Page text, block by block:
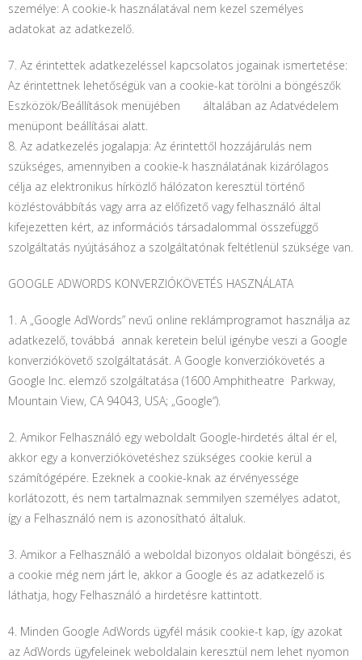
személye: A cookie-k használatával nem kezel személyes
adatokat az adatkezelő.
7. Az érintettek adatkezeléssel kapcsolatos jogainak ismertetése:
Az érintettnek lehetőségük van a cookie-kat törölni a böngészők
Eszközök/Beállítások menüjében általában az Adatvédelem
menüpont beállításai alatt.
8. Az adatkezelés jogalapja: Az érintettől hozzájárulás nem
szükséges, amennyiben a cookie-k használatának kizárólagos
célja az elektronikus hírközlő hálózaton keresztül történő
közléstovábbítás vagy arra az előfizető vagy felhasználó által
kifejezetten kért, az információs társadalommal összefüggő
szolgáltatás nyújtásához a szolgáltatónak feltétlenül szüksége van.
GOOGLE ADWORDS KONVERZIÓKÖVETÉS HASZNÁLATA
1. A „Google AdWords” nevű online reklámprogramot használja az
adatkezelő, továbbá annak keretein belül igénybe veszi a Google
konverziókövető szolgáltatását. A Google konverziókövetés a
Google Inc. elemző szolgáltatása (1600 Amphitheatre Parkway,
Mountain View, CA 94043, USA; „Google“).
2. Amikor Felhasználó egy weboldalt Google-hirdetés által ér el,
akkor egy a konverziókövetéshez szükséges cookie kerül a
számítógépére. Ezeknek a cookie-knak az érvényessége
korlátozott, és nem tartalmaznak semmilyen személyes adatot,
így a Felhasználó nem is azonosítható általuk.
3. Amikor a Felhasználó a weboldal bizonyos oldalait böngészi, és
a cookie még nem járt le, akkor a Google és az adatkezelő is
láthatja, hogy Felhasználó a hirdetésre kattintott.
4. Minden Google AdWords ügyfél másik cookie-t kap, így azokat
az AdWords ügyfeleinek weboldalain keresztül nem lehet nyomon